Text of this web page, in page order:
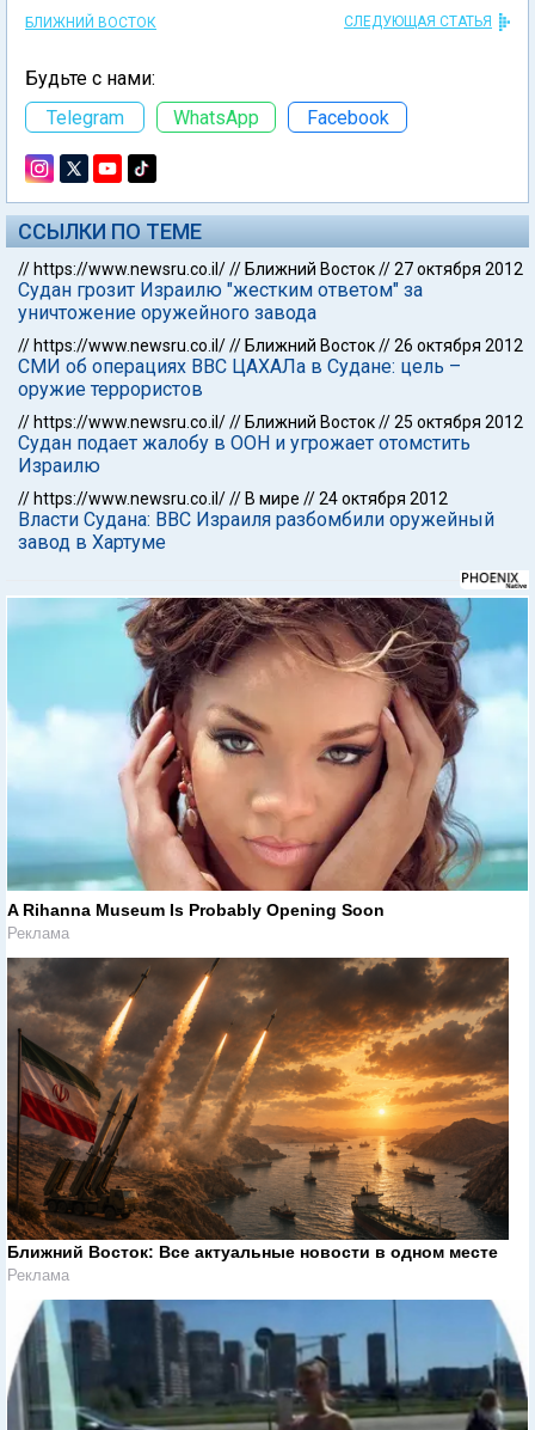
БЛИЖНИЙ ВОСТОК СЛЕДУЮЩАЯ СТАТЬЯ
Будьте с нами:
Telegram
WhatsApp Facebook
ССЫЛКИ ПО ТЕМЕ
// https://www.newsru.co.il/// Ближний Восток//27 октября 2012
Судан грозит Израилю "жестким ответом" за
уничтожение оружейного завода
// https://www.newsru.co.il/// Ближний Восток//26 октября 2012
СМИ об операциях ВВС ЦАХАЛа в Судане: цель –
оружие террористов
// https://www.newsru.co.il/// Ближний Восток//25 октября 2012
Судан подает жалобу в ООН и угрожает отомстить
Израилю
// https://www.newsru.co.il/// В мире //24 октября 2012
Власти Судана: ВВС Израиля разбомбили оружейный
завод в Хартуме
A Rihanna Museum Is Probably Opening Soon
Реклама
Ближний Восток: Все актуальные новости в одном месте
Реклама